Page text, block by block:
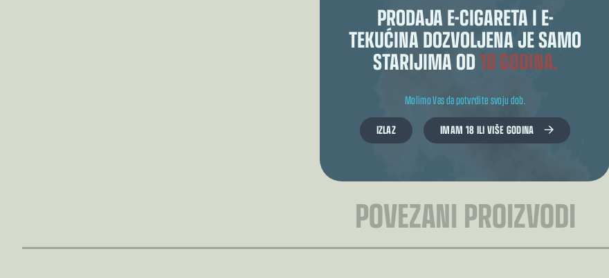
PRODAJA E-CIGARETA I E-
TEKUĆINA DOZVOLJENA JE SAMO
STARIJIMA OD18 GODINA.
Molimo Vas da potvrdite svoju dob.
IMAM 18 ILI VIŠE GODINA
IZLAZ
Samo logirani
POVEZANI PROIZVODI